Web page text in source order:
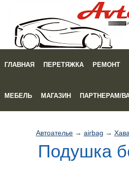
ГЛАВНАЯ ПЕРЕТЯЖКА РЕМОНТ
МЕБЕЛЬ МАГАЗИН ПАРТНЕРАМ/
Автоателье → airbag →
Подушка